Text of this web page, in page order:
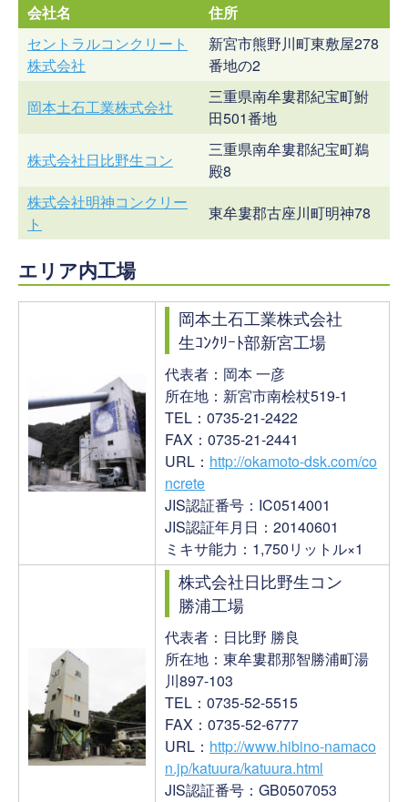
会社名
住所
セントラルコンクリート
株式会社
新宮市熊野川町東敷屋278
番地の2
岡本土石工業株式会社
三重県南牟婁郡紀宝町鮒
田501番地
株式会社日比野生コン
三重県南牟婁郡紀宝町鵜
殿8
株式会社明神コンクリー
ト
東牟婁郡古座川町明神78
エリア内工場
岡本土石工業株式会社
生ｺﾝｸﾘｰﾄ部新宮工場
代表者：岡本 一彦
所在地：新宮市南桧杖519-1
TEL：0735-21-2422
FAX：0735-21-2441
URL： http://okamoto-dsk.com/co
ncrete
JIS認証番号：IC0514001
JIS認証年月日：20140601
ミキサ能力：1,750リットル×1
株式会社日比野生コン
勝浦工場
代表者：日比野 勝良
所在地：東牟婁郡那智勝浦町湯
川897-103
TEL：0735-52-5515
FAX：0735-52-6777
URL： http://www.hibino-namaco
n.jp/katuura/katuura.html
JIS認証番号：GB0507053